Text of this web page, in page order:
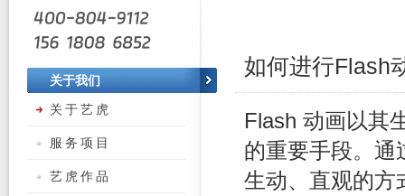
如何进行Flash
Flash 动画以其
的重要手段。通
生动、直观的方
关于我们
关于艺虎
服务项目
艺虎作品